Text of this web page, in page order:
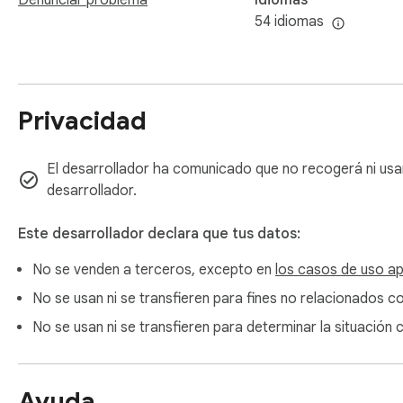
Haga que el tedioso trabajo de recopilación de imágenes
54 idiomas
Privacidad
El desarrollador ha comunicado que no recogerá ni
desarrollador.
Este desarrollador declara que tus datos:
No se venden a terceros, excepto en los casos de uso
No se usan ni se transfieren para fines no relacionados
No se usan ni se transfieren para determinar la